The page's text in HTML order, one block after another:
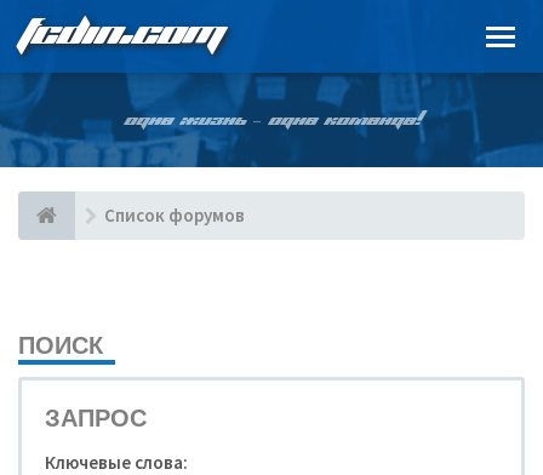
FCDIN.COM
ОДНА ЖИЗНЬ – ОДНА КОМАНДА!
Список форумов
ПОИСК
ЗАПРОС
Ключевые слова: